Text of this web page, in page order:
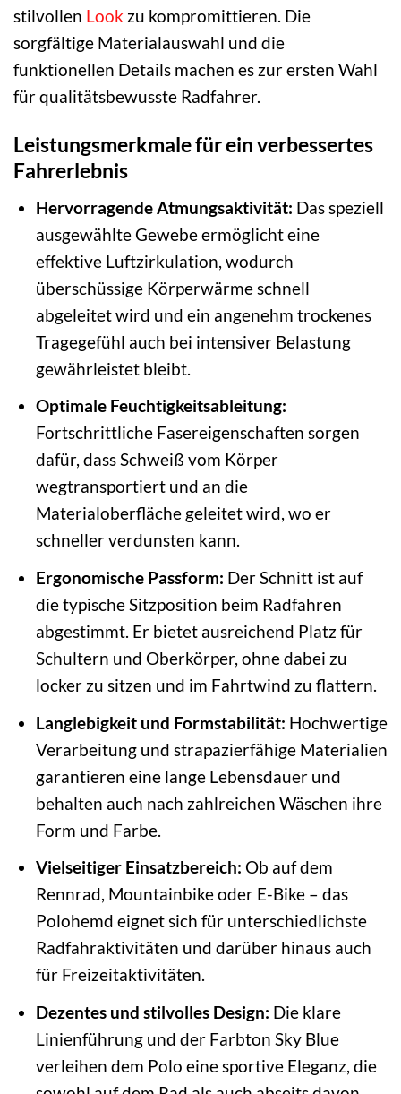
stilvollen Look zu kompromittieren. Die
sorgfältige Materialauswahl und die
funktionellen Details machen es zur ersten Wahl
für qualitätsbewusste Radfahrer.
Leistungsmerkmale für ein verbessertes
Fahrerlebnis
Hervorragende Atmungsaktivität: Das speziell
ausgewählte Gewebe ermöglicht eine
effektive Luftzirkulation, wodurch
überschüssige Körperwärme schnell
abgeleitet wird und ein angenehm trockenes
Tragegefühl auch bei intensiver Belastung
gewährleistet bleibt.
Optimale Feuchtigkeitsableitung:
Fortschrittliche Fasereigenschaften sorgen
dafür, dass Schweiß vom Körper
wegtransportiert und an die
Materialoberfläche geleitet wird, wo er
schneller verdunsten kann.
Ergonomische Passform: Der Schnitt ist auf
die typische Sitzposition beim Radfahren
abgestimmt. Er bietet ausreichend Platz für
Schultern und Oberkörper, ohne dabei zu
locker zu sitzen und im Fahrtwind zu flattern.
Langlebigkeit und Formstabilität: Hochwertige
Verarbeitung und strapazierfähige Materialien
garantieren eine lange Lebensdauer und
behalten auch nach zahlreichen Wäschen ihre
Form und Farbe.
Vielseitiger Einsatzbereich: Ob auf dem
Rennrad, Mountainbike oder E-Bike – das
Polohemd eignet sich für unterschiedlichste
Radfahraktivitäten und darüber hinaus auch
für Freizeitaktivitäten.
Dezentes und stilvolles Design: Die klare
Linienführung und der Farbton Sky Blue
verleihen dem Polo eine sportive Eleganz, die